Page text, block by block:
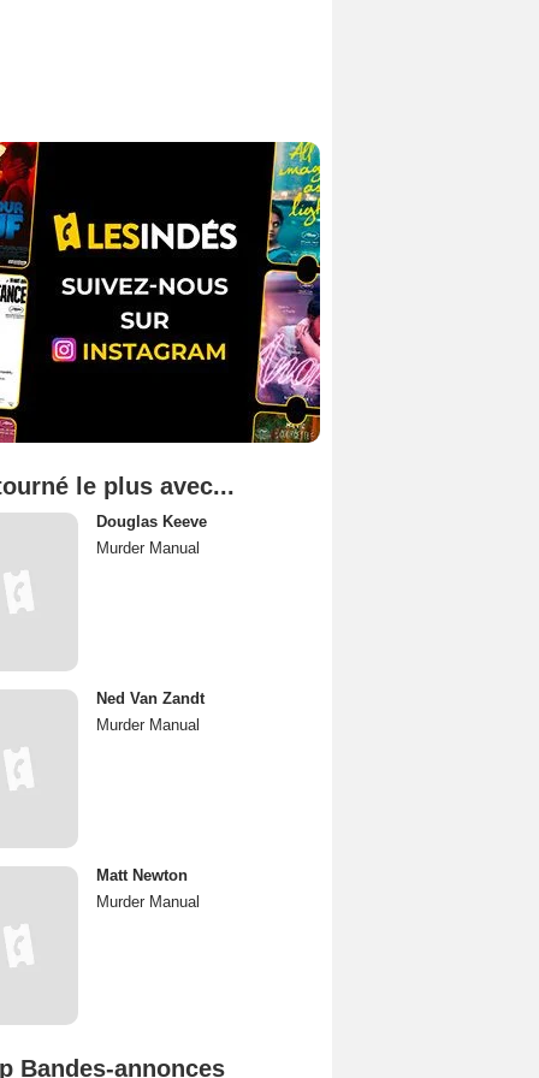
le plus avec...
Douglas Keeve
Murder Manual
Ned Van Zandt
Murder Manual
Matt Newton
Murder Manual
Bandes-annonces